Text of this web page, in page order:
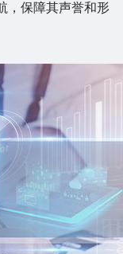
，保障其声誉和形